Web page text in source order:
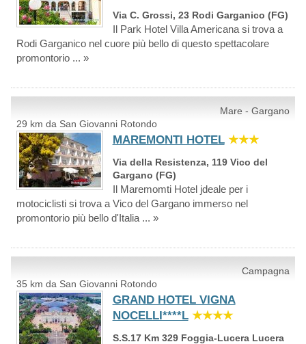
Via C. Grossi, 23 Rodi Garganico (FG)
Il Park Hotel Villa Americana si trova a
Rodi Garganico nel cuore più bello di questo spettacolare
promontorio ... »
Mare - Gargano
29 km da San Giovanni Rotondo
MAREMONTI HOTEL ★★★
Via della Resistenza, 119 Vico del
Gargano (FG)
Il Maremomti Hotel jdeale per i
motociclisti si trova a Vico del Gargano immerso nel
promontorio più bello d'Italia ... »
Campagna
35 km da San Giovanni Rotondo
GRAND HOTEL VIGNA
NOCELLI****L ★★★★
S.S.17 Km 329 Foggia-Lucera Lucera